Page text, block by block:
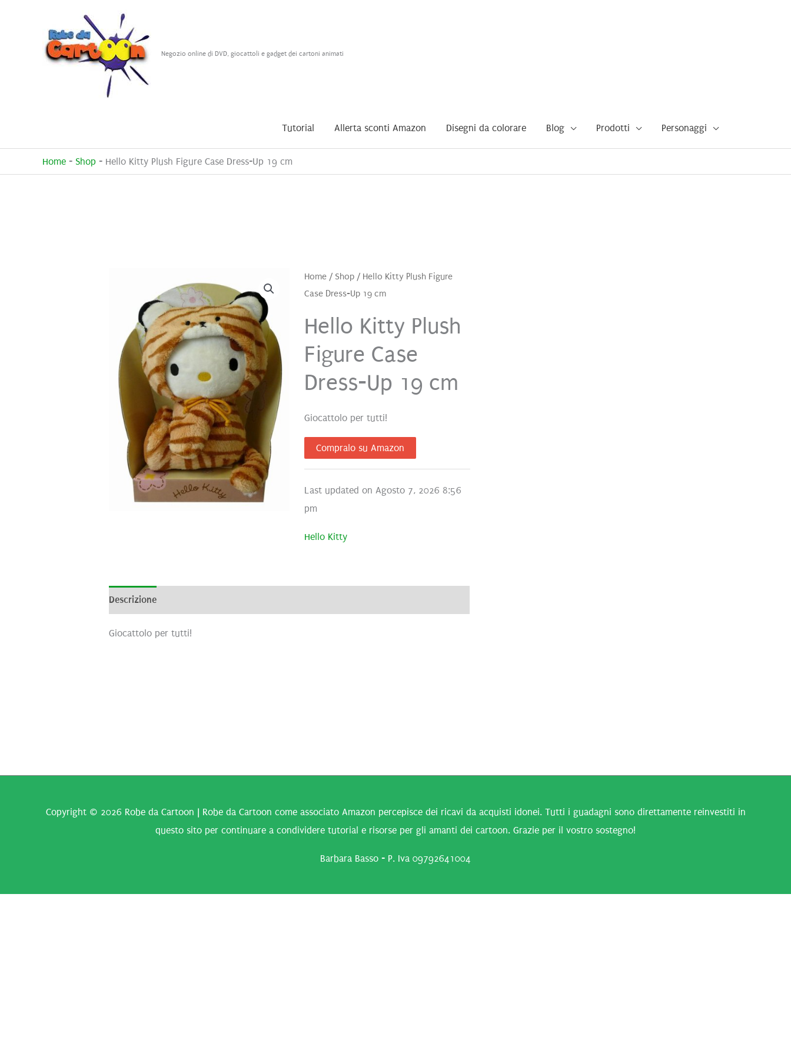
Negozio online di DVD, giocattoli e gadget dei cartoni animati
Tutorial Allerta sconti Amazon Disegni da colorare Blog Prodotti Personaggi
Home - Shop - Hello Kitty Plush Figure Case Dress-Up 19 cm
Home/ Shop/ Hello Kitty Plush Figure
Case Dress-Up 19 cm
Hello Kitty Plush
Figure Case
Dress-Up 19 cm
Giocattolo per tutti!
Compralo su Amazon
Last updated on Agosto 7, 2026 8:56
pm
Hello Kitty
Descrizione
Giocattolo per tutti!
Copyright © 2026 Robe da Cartoon | Robe da Cartoon come associato Amazon percepisce dei ricavi da acquisti idonei. Tutti i guadagni sono direttamente reinvestiti in
questo sito per continuare a condividere tutorial e risorse per gli amanti dei cartoon. Grazie per il vostro sostegno!
Barbara Basso - P. Iva 09792641004